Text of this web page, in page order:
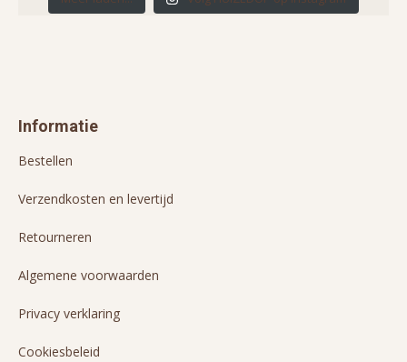
Informatie
Bestellen
Verzendkosten en levertijd
Retourneren
Algemene voorwaarden
Privacy verklaring
Cookiesbeleid